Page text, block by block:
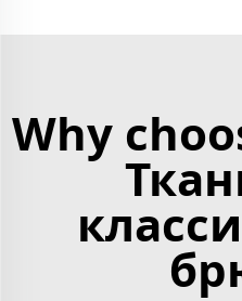
Why